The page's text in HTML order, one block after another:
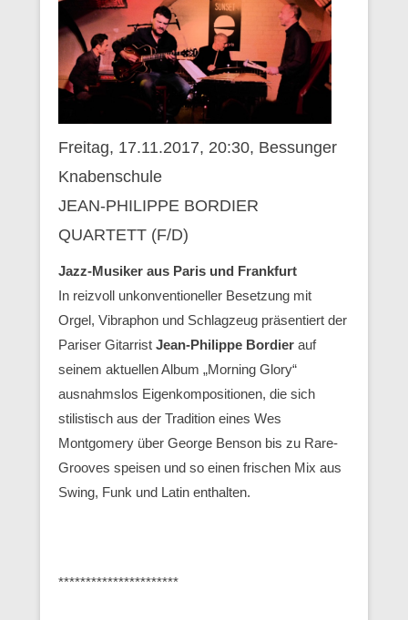
Freitag, 17.11.2017, 20:30, Bessunger
Knabenschule
JEAN-PHILIPPE BORDIER
QUARTETT (F/D)
Jazz-Musiker aus Paris und Frankfurt
In reizvoll unkonventioneller Besetzung mit
Orgel, Vibraphon und Schlagzeug präsentiert der
Pariser Gitarrist Jean-Philippe Bordier auf
seinem aktuellen Album „Morning Glory“
ausnahmslos Eigenkompositionen, die sich
stilistisch aus der Tradition eines Wes
Montgomery über George Benson bis zu Rare-
Grooves speisen und so einen frischen Mix aus
Swing, Funk und Latin enthalten.
**********************